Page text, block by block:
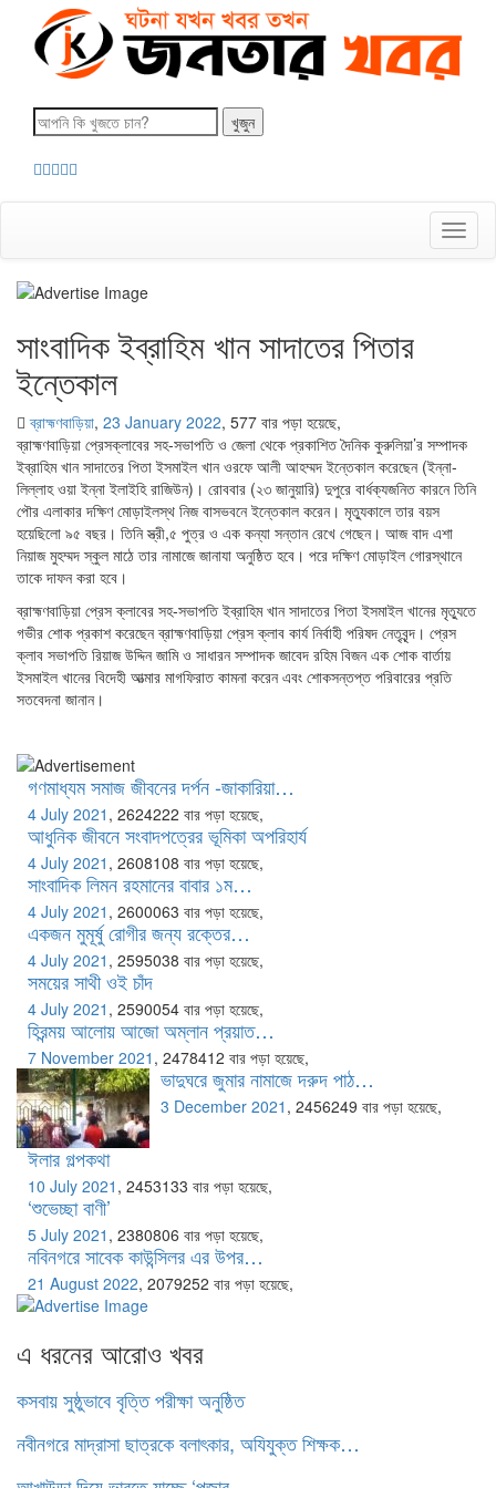
সাংবাদিক ইব্রাহিম খান সাদাতের পিতার
ইন্তেকাল
ব্রাহ্মণবাড়িয়া, 23 January 2022, 577 বার পড়া হয়েছে,
ব্রাহ্মণবাড়িয়া প্রেসক্লাবের সহ-সভাপতি ও জেলা থেকে প্রকাশিত দৈনিক কুরুলিয়া’র সম্পাদক
ইব্রাহিম খান সাদাতের পিতা ইসমাইল খান ওরফে আলী আহম্মদ ইন্তেকাল করেছেন (ইন্না-
লিল্লাহ ওয়া ইন্না ইলাইহি রাজিউন)। রোববার (২৩ জানুয়ারি) দুপুরে বার্ধক্যজনিত কারনে তিনি
পৌর এলাকার দক্ষিণ মোড়াইলস্থ নিজ বাসভবনে ইন্তেকাল করেন। মৃত্যুকালে তার বয়স
হয়েছিলো ৯৫ বছর। তিনি স্ত্রী,৫ পুত্র ও এক কন্যা সন্তান রেখে গেছেন। আজ বাদ এশা
নিয়াজ মুহম্মদ স্কুল মাঠে তার নামাজে জানাযা অনুষ্ঠিত হবে। পরে দক্ষিণ মোড়াইল গোরস্থানে
তাকে দাফন করা হবে।
ব্রাহ্মণবাড়িয়া প্রেস ক্লাবের সহ-সভাপতি ইব্রাহিম খান সাদাতের পিতা ইসমাইল খানের মৃত্যুতে
গভীর শোক প্রকাশ করেছেন ব্রাহ্মণবাড়িয়া প্রেস ক্লাব কার্য নির্বাহী পরিষদ নেতৃবৃন্দ। প্রেস
ক্লাব সভাপতি রিয়াজ উদ্দিন জামি ও সাধারন সম্পাদক জাবেদ রহিম বিজন এক শোক বার্তায়
ইসমাইল খানের বিদেহী আত্মার মাগফিরাত কামনা করেন এবং শোকসন্তপ্ত পরিবারের প্রতি
সতবেদনা জানান।
গণমাধ্যম সমাজ জীবনের দর্পন -জাকারিয়া…
4 July 2021 , 2624222 বার পড়া হয়েছে,
আধুনিক জীবনে সংবাদপত্রের ভূমিকা অপরিহার্য
4 July 2021 , 2608108 বার পড়া হয়েছে,
সাংবাদিক লিমন রহমানের বাবার ১ম…
4 July 2021 , 2600063 বার পড়া হয়েছে,
একজন মুমূর্ষু রোগীর জন্য রক্তের…
4 July 2021 , 2595038 বার পড়া হয়েছে,
সময়ের সাথী ওই চাঁদ
4 July 2021 , 2590054 বার পড়া হয়েছে,
হিরন্ময় আলোয় আজো অম্লান প্রয়াত…
7 November 2021 , 2478412 বার পড়া হয়েছে,
ভাদুঘরে জুমার নামাজে দরুদ পাঠ…
3 December 2021 , 2456249 বার পড়া হয়েছে,
ঈলার গল্পকথা
10 July 2021 , 2453133 বার পড়া হয়েছে,
‘শুভেচ্ছা বাণী’
5 July 2021 , 2380806 বার পড়া হয়েছে,
নবিনগরে সাবেক কাউন্সিলর এর উপর…
21 August 2022, 2079252 বার পড়া হয়েছে,
এ ধরনের আরোও খবর
কসবায় সুষ্ঠুভাবে বৃত্তি পরীক্ষা অনুষ্ঠিত
নবীনগরে মাদ্রাসা ছাত্রকে বলাৎকার, অযিযুক্ত শিক্ষক…